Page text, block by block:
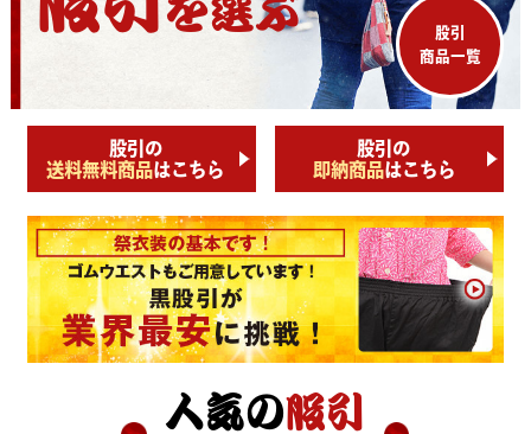
を選ぶ
股引
商品一覧
股引の
送料無料商品はこちら
股引の
即納商品はこちら
人気の股引